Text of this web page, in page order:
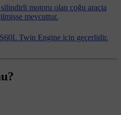
motoru olan çoğu araçta
mevcuttur.
Twin Engine için geçerlidir.